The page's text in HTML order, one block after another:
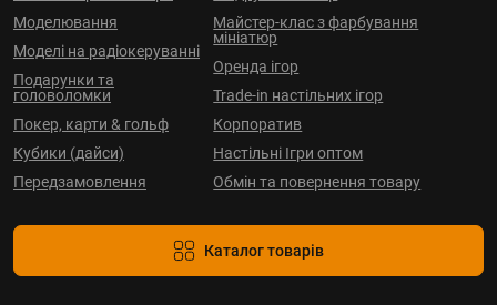
Моделювання
Моделі на радіокеруванні
Подарунки та
головоломки
Покер, карти & гольф
Кубики (дайси)
Передзамовлення
Майстер-клас з фарбування
мініатюр
Оренда ігор
Trade-in настільних ігор
Корпоратив
Настільні Ігри оптом
Обмін та повернення товару
Каталог товарів